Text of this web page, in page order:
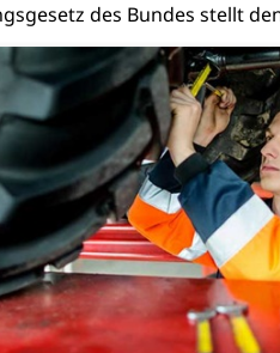
des Bundes stellt
und Unterhalt LU, OW,
Partnerschaft, Tod,
Adoptionsvermittlung,